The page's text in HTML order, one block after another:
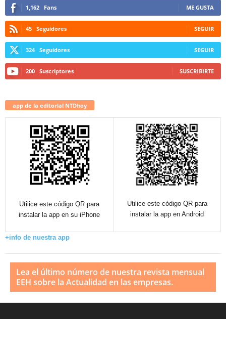
1,162 Fans ME GUSTA
45 Seguidores SEGUIR
324 Seguidores SEGUIR
200 Suscriptores SUSCRIBIRTE
app de la editorial NTDhoy
Utilice este código QR para
instalar la app en su iPhone
Utilice este código QR para
instalar la app en Android
+info de nuestra app
Lea el último número de nuestra revista mensual
EEH sobre la Actualidad en las empresas.